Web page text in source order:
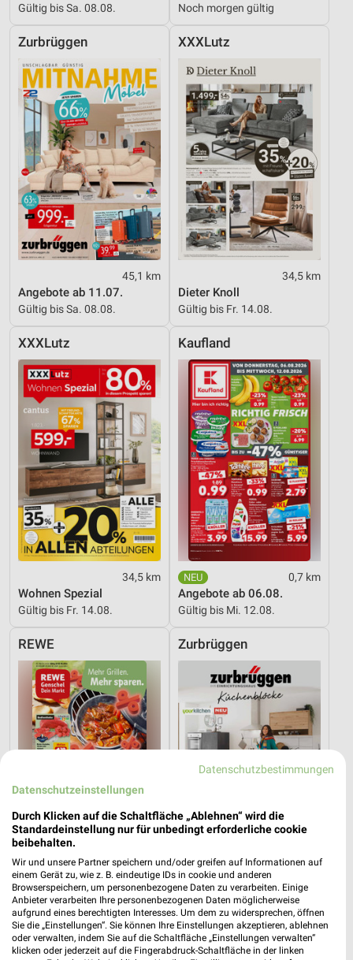
Gültig bis Sa. 08.08. Noch morgen gültig
Zurbrüggen
45,1 km
Angebote ab 11.07.
Gültig bis Sa. 08.08.
XXXLutz
34,5 km
Dieter Knoll
Gültig bis Fr. 14.08.
XXXLutz
34,5 km
Wohnen Spezial
Gültig bis Fr. 14.08.
Kaufland
0,7 km
Angebote ab 06.08.
Gültig bis Mi. 12.08.
REWE
0,9 km
Angebote ab 03.08.
Gültig bis Sa. 08.08.
Zurbrüggen
Gültig bis So. 16.08.
XXXLutz XXXLutz
Datenschutzbestimmungen
Datenschutzeinstellungen
Durch Klicken auf die Schaltfläche „Ablehnen“ wird die
Standardeinstellung nur für unbedingt erforderliche cookie
beibehalten.
Wir und unsere Partner speichern und/oder greifen auf Informationen auf
einem Gerät zu, wie z. B. eindeutige IDs in cookie und anderen
Browserspeichern, um personenbezogene Daten zu verarbeiten. Einige
Anbieter verarbeiten Ihre personenbezogenen Daten möglicherweise
aufgrund eines berechtigten Interesses. Um dem zu widersprechen, öffnen
Sie die „Einstellungen“. Sie können Ihre Einstellungen akzeptieren, ablehnen
oder verwalten, indem Sie auf die Schaltfläche „Einstellungen verwalten“
klicken oder jederzeit auf die Fingerabdruck-Schaltfläche in der linken